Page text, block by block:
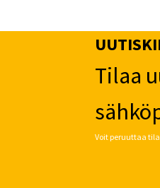
Tilaa
Voit peruuttaa